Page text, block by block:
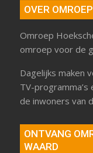
OVER
Omroep
omroep voor de
Dagelijks maken
TV-
de inwoners van
ONTVANG
WAARD